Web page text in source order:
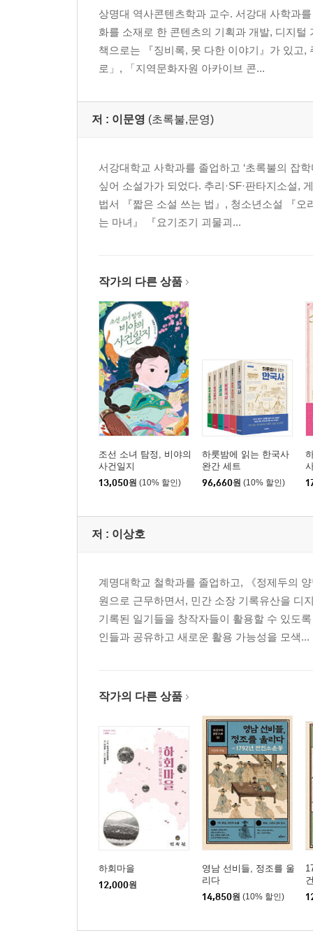
9. 예지와 신통력을 지닌 인물들
-예리한 관찰력, 선덕여왕 134/적을 물리치는 신
10. 새로운 세상을 꿈꾼 인물들
-고구려의 속박에서 벗어나려는 꿈, 눌지왕 146/
-단군신화와 웅녀 159/곰나루 전설 163/신령한 존
2. 결코 가질 수 없는 존재, 호랑이
-단군신화와 호랑이 172/후백제 견훤과 호랑이
3. 경계를 넘어서는 말
5. 징그럽지만 꼭 그렇지만은 않은 뱀
-박혁거세 무덤의 다른 이름, 뱀무덤 216/재물을
6. 개와 여우의 시간
-개·돼지라는 말 224/어리석은 개, 현명한 개 226/
7. 산신과 여신
-신라와 백제의 산신 237/성도선모 이야기 241/산
8. 부림을 받는 신이한 존재
-환웅의 무리 3천 249/신병과 음병 250/불교와 얽
9. 읽어야 도움이 된다
-위인의 탄생과 징조 256/혜성과 징조 258/백제 멸
10. 신기하고 희한한 보물
-본성을 보는 학의 깃털 262/날아다니는 지팡이
주체적 역사관 303/7. 남은 가치들 307
참고문헌 310
상명대 역사콘텐츠학과 교수. 서강대 사학과
화를 소재로 한 콘텐츠의 기획과 개발, 디지
책으로는 『징비록, 못 다한 이야기』가 있고
로」, 「지역문화자원 아카이브 콘...
저 : 이문영 (초록불,문영)
서강대학교 사학과를 졸업하고 ‘초록불의 잡
싶어 소설가가 되었다. 추리·SF·판타지소설,
법서 『짧은 소설 쓰는 법』, 청소년소설 『
는 마녀』 『요기조기 괴물괴...
작가의 다른 상품
조선 소녀 탐정, 비야의
사건일지
13,050원 (10% 할인)
하룻밤에 읽는 한국사
완간 세트
96,660원 (10% 할인)
저 : 이상호
계명대학교 철학과를 졸업하고, 《정제두의
원으로 근무하면서, 민간 소장 기록유산을 디
기록된 일기들을 창작자들이 활용할 수 있도
인들과 공유하고 새로운 활용 가능성을 모색...
작가의 다른 상품
하회마을
12,000원
영남 선비들, 정조를 울
리다
14,850원 (10% 할인)